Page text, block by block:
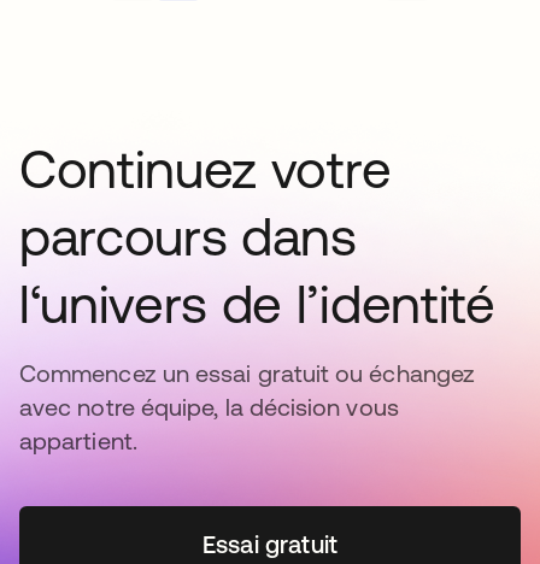
Continuez votre
parcours dans
l‘univers de l’identité
Commencez un essai gratuit ou échangez
avec notre équipe, la décision vous
appartient.
Essai gratuit